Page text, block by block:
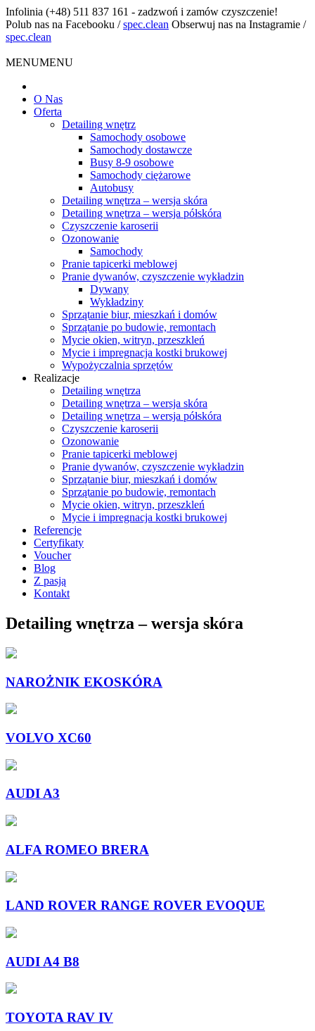
Infolinia (+48) 511 837 161 - zadzwoń i zamów czyszczenie!
Polub nas na Facebooku /spec.clean Obserwuj nas na Instagramie /
spec.clean
MENUMENU
O Nas
Oferta
Detailing wnętrz
Samochody osobowe
Samochody dostawcze
Busy 8-9 osobowe
Samochody ciężarowe
Autobusy
Detailing wnętrza – wersja skóra
Detailing wnętrza – wersja półskóra
Czyszczenie karoserii
Ozonowanie
Samochody
Pranie tapicerki meblowej
Pranie dywanów, czyszczenie wykładzin
Dywany
Wykładziny
Sprzątanie biur, mieszkań i domów
Sprzątanie po budowie, remontach
Mycie okien, witryn, przeszkleń
Mycie i impregnacja kostki brukowej
Wypożyczalnia sprzętów
Realizacje
Detailing wnętrza
Detailing wnętrza – wersja skóra
Detailing wnętrza – wersja półskóra
Czyszczenie karoserii
Ozonowanie
Pranie tapicerki meblowej
Pranie dywanów, czyszczenie wykładzin
Sprzątanie biur, mieszkań i domów
Sprzątanie po budowie, remontach
Mycie okien, witryn, przeszkleń
Mycie i impregnacja kostki brukowej
Referencje
Certyfikaty
Voucher
Blog
Z pasją
Kontakt
Detailing wnętrza – wersja skóra
NAROŻNIK EKOSKÓRA
VOLVO XC60
AUDI A3
ALFA ROMEO BRERA
LAND ROVER RANGE ROVER EVOQUE
AUDI A4 B8
TOYOTA RAV IV